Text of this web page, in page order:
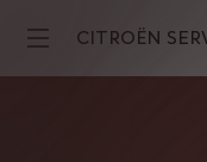
CITROËN